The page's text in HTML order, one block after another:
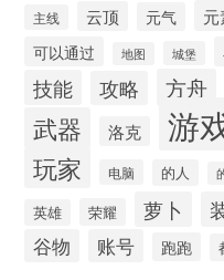
主线 云顶 元气
可以通过 地图 城堡
技能 攻略 方舟
武器 洛克 游
玩家 电脑 的人
英雄 荣耀 萝卜
谷物 账号 跑跑